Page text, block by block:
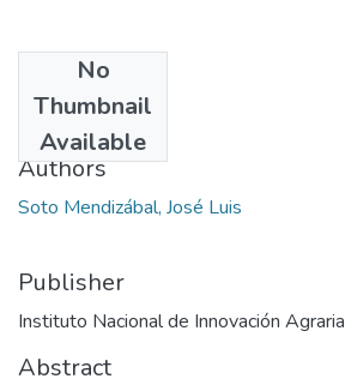
No
Thumbnail
Available
2021-10-12
Authors
Soto Mendizábal, José Luis
Publisher
Instituto Nacional de Innovación Agraria
Abstract